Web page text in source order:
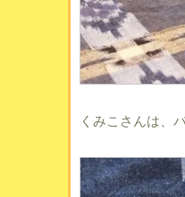
くみこさんは、